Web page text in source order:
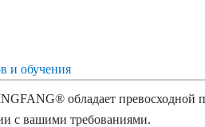
и обучения
обладает превосходной
с вашими требованиями.